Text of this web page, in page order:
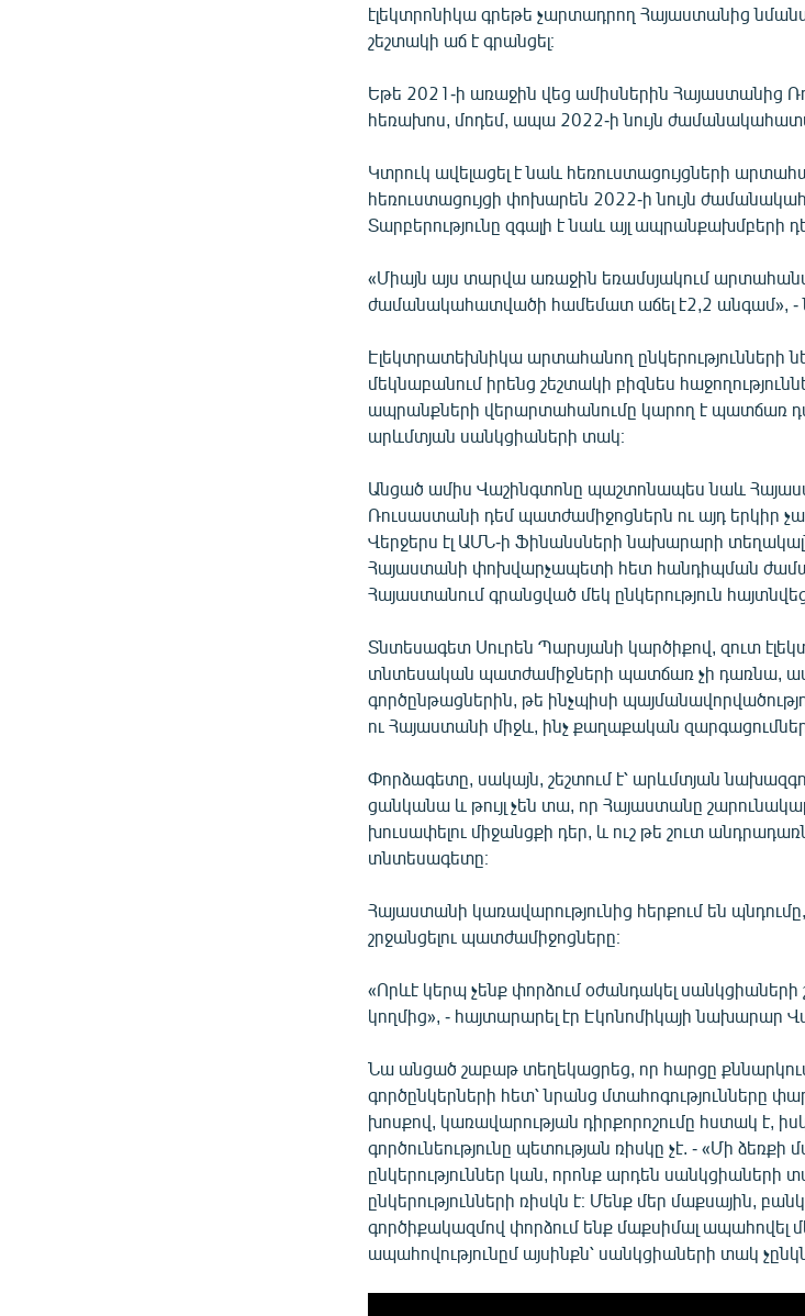
էլեկտրոնիկա գրեթե չարտադրող Հայաստանից
շեշտակի աճ է գրանցել։
Եթե 2021-ի առաջին վեց ամիսներին Հայաստանից
հեռախոս, մոդեմ, ապա 2022-ի նույն
Կտրուկ ավելացել է նաև հեռուստացույցների
հեռուստացույցի փոխարեն 2022-ի նույն
Տարբերությունը զգալի է նաև այլ ապրանքախմբերի
«Միայն այս տարվա առաջին եռամսյակում
ժամանակահատվածի համեմատ աճել է2,2 անգամ», -
Էլեկտրատեխնիկա արտահանող ընկերությունների
մեկնաբանում իրենց շեշտակի բիզնես
ապրանքների վերարտահանումը կարող է պատճառ
արևմտյան սանկցիաների տակ։
Անցած ամիս Վաշինգտոնը պաշտոնապես նաև
Ռուսաստանի դեմ պատժամիջոցներն ու այդ երկիր
Վերջերս էլ ԱՄՆ-ի Ֆինանսների նախարարի
Հայաստանի փոխվարչապետի հետ հանդիպման
Հայաստանում գրանցված մեկ ընկերություն
Տնտեսագետ Սուրեն Պարսյանի կարծիքով, զուտ
տնտեսական պատժամիջների պատճառ չի դառնա,
գործընթացներին, թե ինչպիսի
ու Հայաստանի միջև, ինչ քաղաքական զարգացումներ
Փորձագետը, սակայն, շեշտում է՝ արևմտյան
ցանկանա և թույլ չեն տա, որ Հայաստանը
խուսափելու միջանցքի դեր, և ուշ թե շուտ
տնտեսագետը։
Հայաստանի կառավարությունից հերքում են
շրջանցելու պատժամիջոցները։
«Որևէ կերպ չենք փորձում օժանդակել սանկցիաների
կողմից», - հայտարարել էր Էկոնոմիկայի նախարար
Նա անցած շաբաթ տեղեկացրեց, որ հարցը
գործընկերների հետ՝ նրանց մտահոգությունները
խոսքով, կառավարության դիրքորոշումը հստակ է,
գործունեությունը պետության ռիսկը չէ. - «Մի
ընկերություններ կան, որոնք արդեն սանկցիաների
ընկերությունների ռիսկն է։ Մենք մեր մաքսային,
գործիքակազմով փորձում ենք մաքսիմալ ապահովել
ապահովությունըմ այսինքն՝ սանկցիաների տակ